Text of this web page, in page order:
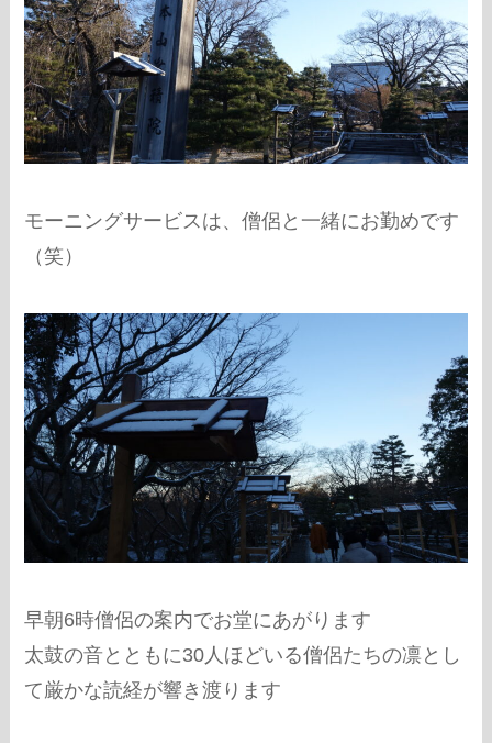
モーニングサービスは、僧侶と一緒にお勤めです
（笑）
早朝6時僧侶の案内でお堂にあがります
太鼓の音とともに30人ほどいる僧侶たちの凛とし
て厳かな読経が響き渡ります